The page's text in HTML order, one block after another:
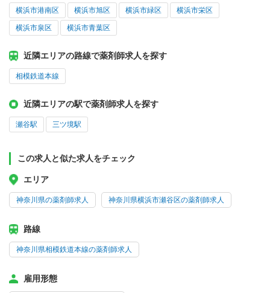
横浜市港南区 横浜市旭区 横浜市緑区 横浜市栄区
横浜市泉区 横浜市青葉区
近隣エリアの路線で薬剤師求人を探す
相模鉄道本線
近隣エリアの駅で薬剤師求人を探す
瀬谷駅 三ツ境駅
この求人と似た求人をチェック
エリア
神奈川県の薬剤師求人 神奈川県横浜市瀬谷区の薬剤師求人
路線
神奈川県相模鉄道本線の薬剤師求人
雇用形態